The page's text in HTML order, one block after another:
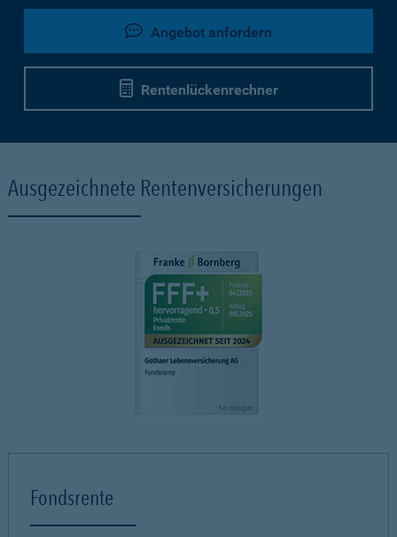
Angebot anfordern
Rentenlückenrechner
Ausgezeichnete Rentenversicherungen
Fondsrente